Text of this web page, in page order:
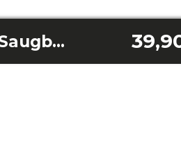
Rockstar 6500 Century Ergowet Saugbasis